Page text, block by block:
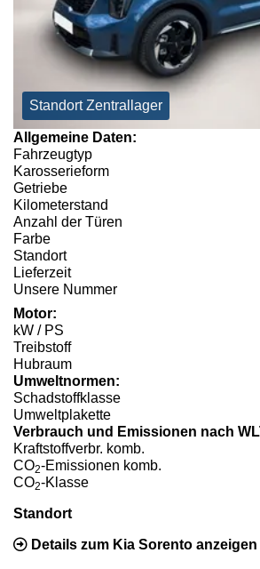
Standort Zentrallager
Allgemeine Daten:
Fahrzeugtyp
Karosserieform
Getriebe
Kilometerstand
Anzahl der Türen
Farbe
Standort
Lieferzeit
Unsere Nummer
Motor:
kW / PS
Treibstoff
Hubraum
Umweltnormen:
Schadstoffklasse
Umweltplakette
Verbrauch und Emissionen nach
Kraftstoffverbr. komb.
CO2-Emissionen komb.
CO2-Klasse
Standort
Details zum Kia Sorento anzeigen